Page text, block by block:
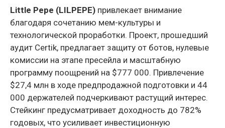
Little Pepe (LILPEPE) привлекает внимание
благодаря сочетанию мем-культуры и
технологической проработки. Проект, прошедший
аудит Certik, предлагает защиту от ботов, нулевые
комиссии на этапе пресейла и масштабную
программу поощрений на $777 000. Привлечение
$27,4 млн в ходе предпродажной подготовки и 44
000 держателей подчеркивают растущий интерес.
Стейкинг предусматривает доходность до 782%
годовых, что усиливает инвестиционную